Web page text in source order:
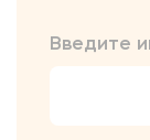
Введите